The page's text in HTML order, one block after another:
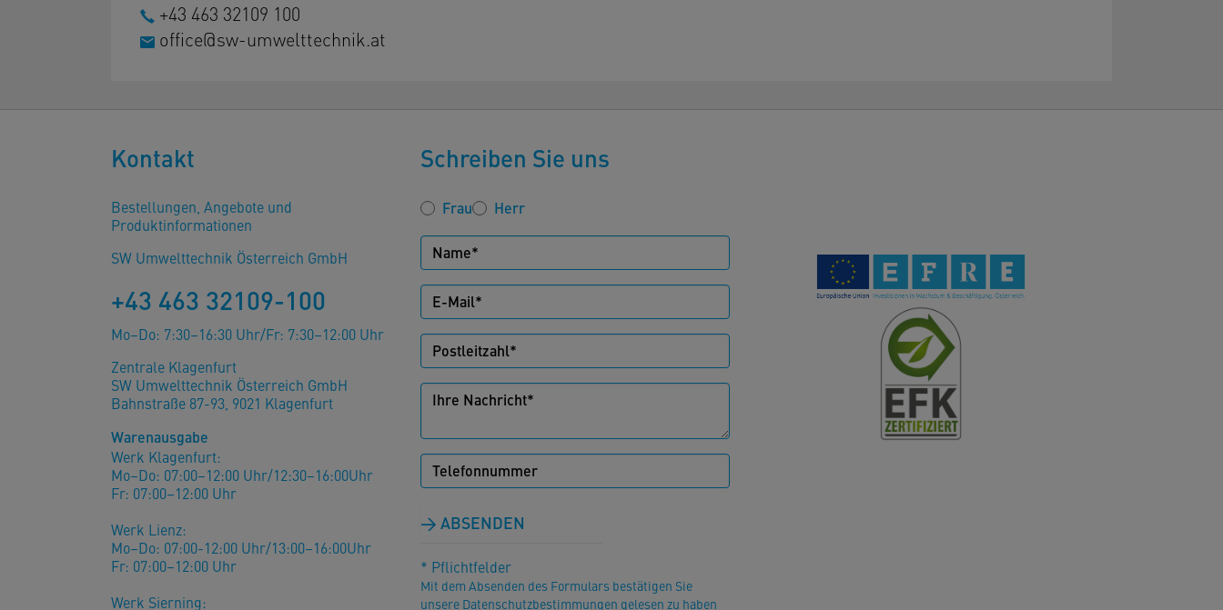
+43 463 32109 100
office@sw-umwelttechnik.at
Kontakt
Bestellungen, Angebote und
Produktinformationen
SW Umwelttechnik Österreich GmbH
+43 463 32109-100
Mo–Do: 7:30–16:30 Uhr/Fr: 7:30–12:00 Uhr
Zentrale Klagenfurt
SW Umwelttechnik Österreich GmbH
Bahnstraße 87-93, 9021 Klagenfurt
Warenausgabe
Werk Klagenfurt:
Mo–Do: 07:00–12:00 Uhr/12:30–16:00Uhr
Fr: 07:00–12:00 Uhr
Werk Lienz:
Mo–Do: 07:00-12:00 Uhr/13:00–16:00Uhr
Fr: 07:00–12:00 Uhr
Werk Sierning:
Schreiben Sie uns
Frau Herr
ABSENDEN
* Pflichtfelder
Mit dem Absenden des Formulars bestätigen Sie
unsere Datenschutzbestimmungen gelesen zu haben